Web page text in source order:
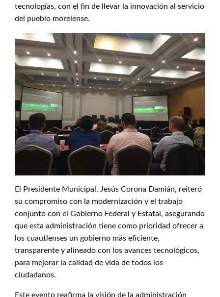
tecnologías, con el fin de llevar la innovación al servicio
del pueblo morelense.
El Presidente Municipal, Jesús Corona Damián, reiteró
su compromiso con la modernización y el trabajo
conjunto con el Gobierno Federal y Estatal, asegurando
que esta administración tiene como prioridad ofrecer a
los cuautlenses un gobierno más eficiente,
transparente y alineado con los avances tecnológicos,
para mejorar la calidad de vida de todos los
ciudadanos.
Este evento reafirma la visión de la administración